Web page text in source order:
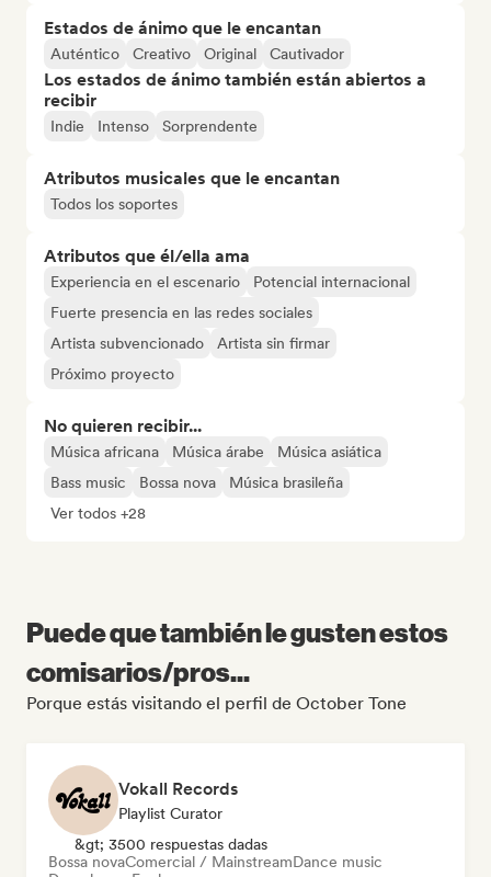
Estados de ánimo que le encantan
Auténtico Creativo Original Cautivador
Los estados de ánimo también están abiertos a
recibir
Indie Intenso Sorprendente
Atributos musicales que le encantan
Todos los soportes
Atributos que él/ella ama
Experiencia en el escenario
Potencial internacional
Fuerte presencia en las redes sociales
Artista subvencionado
Artista sin firmar
Próximo proyecto
No quieren recibir...
Música africana Música árabe
Música asiática
Bass music
Bossa nova
Música brasileña
Ver todos +28
Puede que también le gusten estos
comisarios/pros...
Porque estás visitando el perfil de October Tone
Vokall Records
Playlist Curator
&gt; 3500 respuestas dadas
Bossa novaComercial / MainstreamDance music